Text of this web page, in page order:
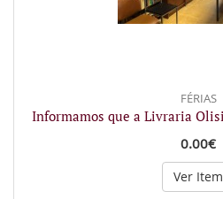
FÉRIAS
Informamos que a Livraria
0.00€
Ver Item